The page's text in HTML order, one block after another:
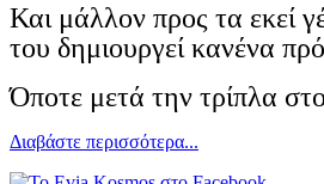
Και μάλλον προς τα εκεί
του δημιουργεί κανένα
Όποτε μετά την τρίπλα
Διαβάστε περισσότερα...